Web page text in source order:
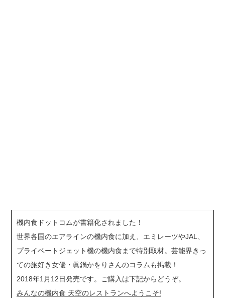
機内食ドットコムが書籍化されました！
世界各国のエアラインの機内食に加え、エミレーツやJAL、
プライベートジェット機の機内食まで特別取材。芸能界きっ
ての旅好き女優・眞鍋かをりさんのコラムも掲載！
2018年1月12日発売です。ご購入は下記からどうぞ。
みんなの機内食 天空のレストランへようこそ!